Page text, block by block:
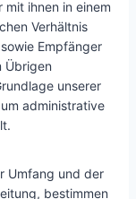
mit ihnen in einem
Verhältnis
Empfänger
Übrigen
unserer
administrative
Umfang und der
bestimmen